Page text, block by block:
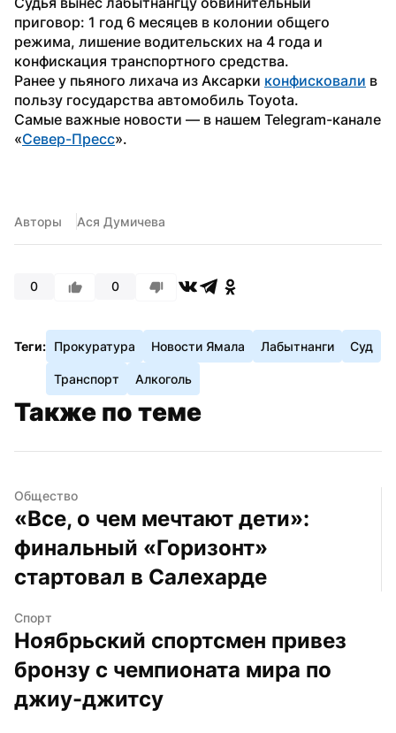
приговор: 1 год 6 месяцев в колонии общего
режима, лишение водительских на 4 года и
конфискация транспортного средства.
Ранее у пьяного лихача из Аксарки конфисковали в
пользу государства автомобиль Toyota.
Самые важные новости — в нашем Telegram-канале
«Север-Пресс».
Авторы Ася Думичева
0 0
Теги: Прокуратура Новости Ямала Лабытнанги Суд
Транспорт Алкоголь
Также по теме
Общество
«Все, о чем мечтают дети»:
финальный «Горизонт»
стартовал в Салехарде
Спорт
Ноябрьский спортсмен привез
бронзу с чемпионата мира по
джиу-джитсу